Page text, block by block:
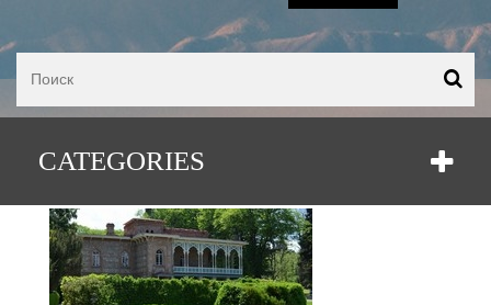
CATEGORIES
Тур Тбилиси – Кахетия